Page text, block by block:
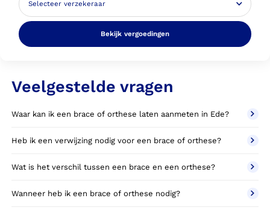
Bekijk vergoedingen
Veelgestelde vragen
Waar kan ik een brace of orthese laten aanmeten in Ede?
Heb ik een verwijzing nodig voor een brace of orthese?
Wat is het verschil tussen een brace en een orthese?
Wanneer heb ik een brace of orthese nodig?